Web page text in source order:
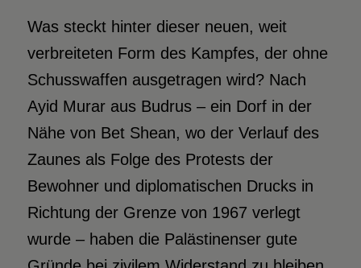
Was steckt hinter dieser neuen, weit
verbreiteten Form des Kampfes, der ohne
Schusswaffen ausgetragen wird? Nach
Ayid Murar aus Budrus – ein Dorf in der
Nähe von Bet Shean, wo der Verlauf des
Zaunes als Folge des Protests der
Bewohner und diplomatischen Drucks in
Richtung der Grenze von 1967 verlegt
wurde – haben die Palästinenser gute